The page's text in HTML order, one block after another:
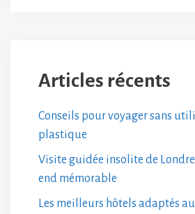
Articles récents
Conseils pour voyager sans
plastique
Visite guidée insolite de
end mémorable
Les meilleurs hôtels adaptés